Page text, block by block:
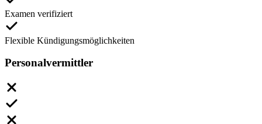
Examen verifiziert
Flexible Kündigungsmöglichkeiten
Personalvermittler